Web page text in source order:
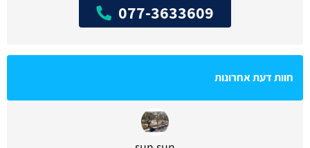
077-3633609
חוות דעת אחרונות